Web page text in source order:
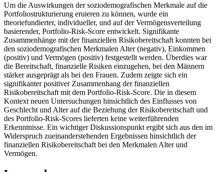
Um die Auswirkungen der soziodemografischen Merkmale auf die
Portfoliostrukturierung eruieren zu können, wurde ein
theoriefundierter, individueller, und auf der Vermögensverteilung
basierender, Portfolio-Risk-Score entwickelt. Signifikante
Zusammenhänge mit der finanziellen Risikobereitschaft konnten bei
den soziodemografischen Merkmalen Alter (negativ), Einkommen
(positiv) und Vermögen (positiv) festgestellt werden. Überdies war
die Bereitschaft, finanzielle Risiken einzugehen, bei den Männern
stärker ausgeprägt als bei den Frauen. Zudem zeigte sich ein
signifikanter positiver Zusammenhang der finanziellen
Risikobereitschaft mit dem Portfolio-Risk-Score. Die in diesem
Kontext neuen Untersuchungen hinsichtlich des Einflusses von
Geschlecht und Alter auf die Beziehung der Risikobereitschaft und
des Portfolio-Risk-Scores lieferten keine weiterführenden
Erkenntnisse. Ein wichtiger Diskussionspunkt ergibt sich aus den im
Widerspruch zueinanderstehenden Ergebnissen hinsichtlich der
finanziellen Risikobereitschaft bei den Merkmalen Alter und
Vermögen.